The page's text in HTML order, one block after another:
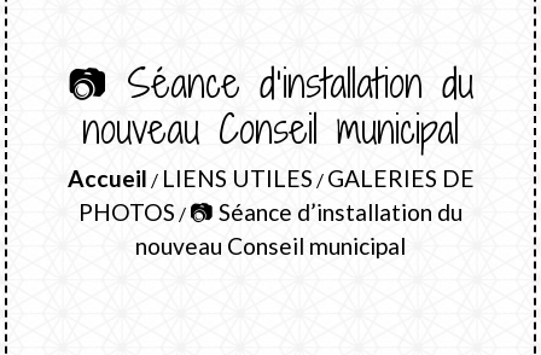
📷 Séance d’installation du
nouveau Conseil municipal
Accueil / LIENS UTILES / GALERIES DE
PHOTOS / 📷 Séance d’installation du
nouveau Conseil municipal